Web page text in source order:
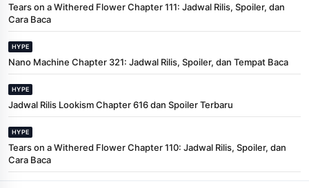
Tears on a Withered Flower Chapter 111: Jadwal Rilis, Spoiler, dan
Cara Baca
HYPE
Nano Machine Chapter 321: Jadwal Rilis, Spoiler, dan Tempat Baca
HYPE
Jadwal Rilis Lookism Chapter 616 dan Spoiler Terbaru
HYPE
Tears on a Withered Flower Chapter 110: Jadwal Rilis, Spoiler, dan
Cara Baca